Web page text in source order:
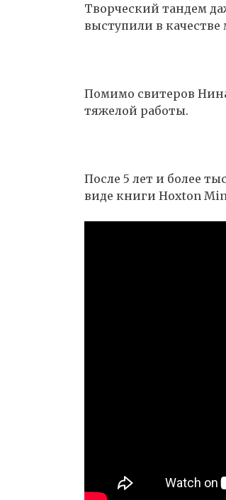
Творческий тандем
выступили в качестве
Помимо свитеров
тяжелой работы.
После 5 лет и более
виде книги Hoxton